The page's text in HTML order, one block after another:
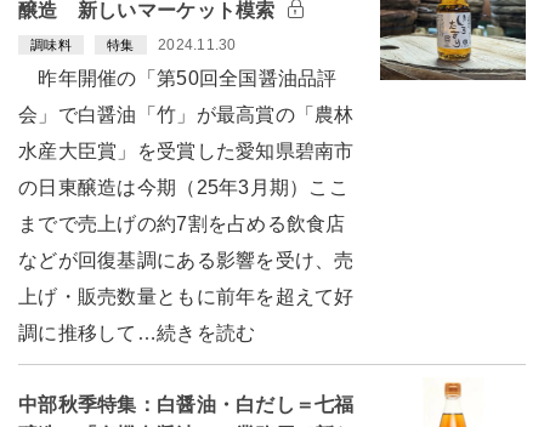
醸造 新しいマーケット模索
調味料 特集 2024.11.30
昨年開催の「第50回全国醤油品評
会」で白醤油「竹」が最高賞の「農林
水産大臣賞」を受賞した愛知県碧南市
の日東醸造は今期（25年3月期）ここ
までで売上げの約7割を占める飲食店
などが回復基調にある影響を受け、売
上げ・販売数量ともに前年を超えて好
調に推移して…続きを読む
中部秋季特集：白醤油・白だし＝七福